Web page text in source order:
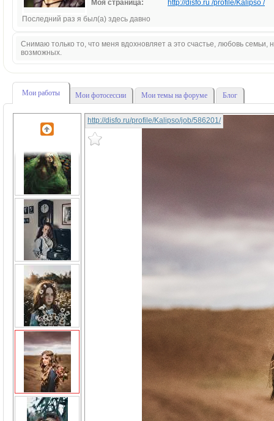
Моя страница:
http://disfo.ru /profile/Kalipso /
Последний раз я был(а) здесь давно
Снимаю только то, что меня вдохновляет а это счастье, любовь
возможных.
Мои работы Мои фотосессии Мои темы на форуме Блог
http://disfo.ru/profile/Kalipso/job/586201/